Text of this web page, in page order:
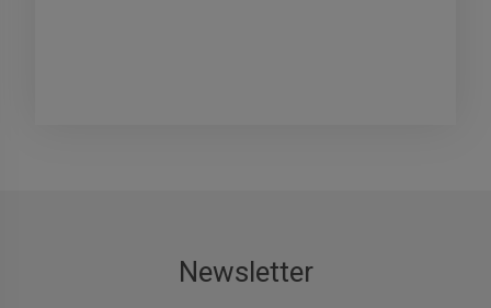
Newsletter